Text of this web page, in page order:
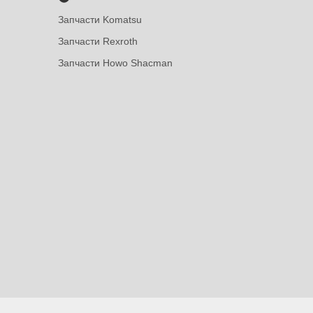
Запчасти Komatsu
Запчасти Rexroth
Запчасти Howo Shacman